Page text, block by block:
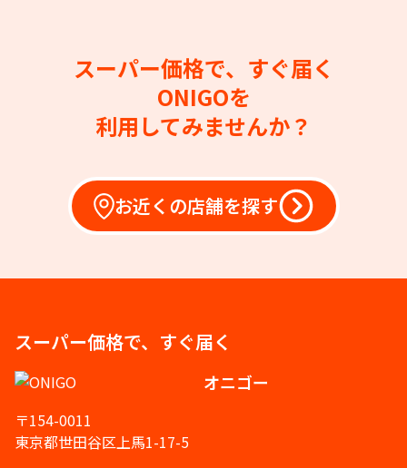
スーパー価格で、すぐ届く
ONIGOを
利用してみませんか？
お近くの店舗を探す
スーパー価格で、すぐ届く
オニゴー
〒154-0011
東京都世田谷区上馬1-17-5